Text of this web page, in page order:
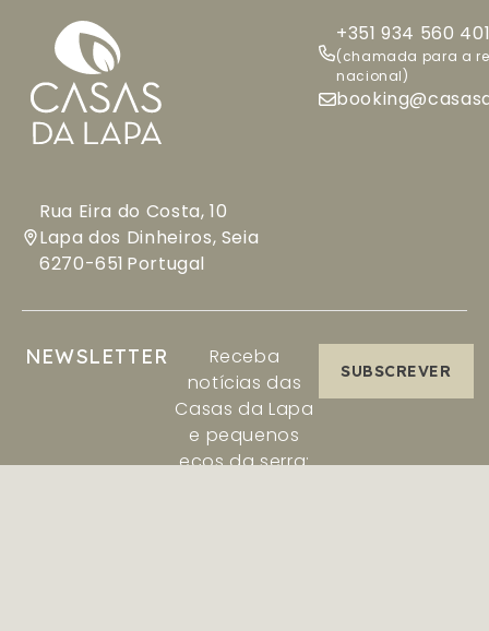
Rua Eira do Costa, 10
Lapa dos Dinheiros, Seia
6270-651 Portugal
+351 934 560
(chamada para a
nacional)
NEWSLETTER
Receba
notícias das
Casas da Lapa
e pequenos
ecos da serra:
SUBSCREVER